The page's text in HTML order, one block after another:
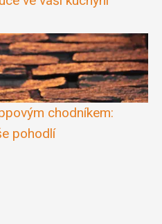
chodníkem:
pohodlí